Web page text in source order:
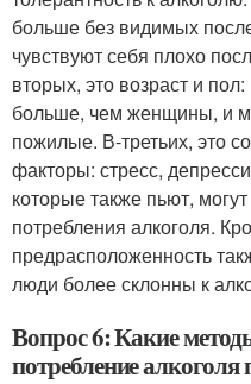
больше без видимых
чувствуют себя плохо
вторых, это возраст и
больше, чем женщины, и
пожилые. В-третьих, это
факторы: стресс,
которые также пьют,
потребления алкоголя.
предрасположенность
люди более склонны к
Вопрос 6: Какие
потребление алкоголя